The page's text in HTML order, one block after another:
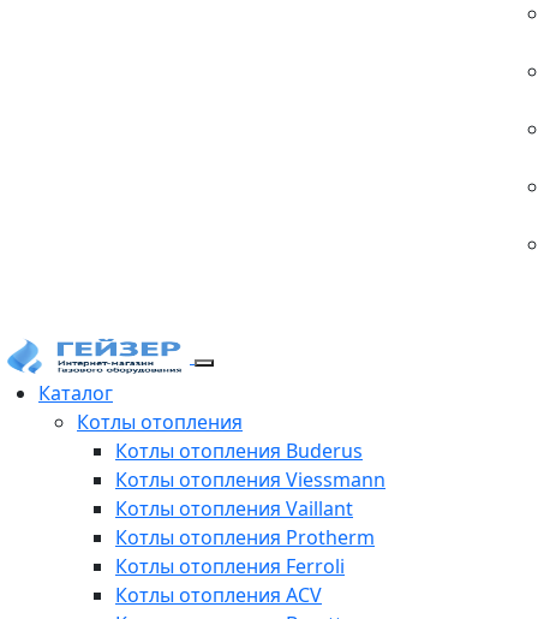
Каталог
Котлы отопления
Котлы отопления Buderus
Котлы отопления Viessmann
Котлы отопления Vaillant
Котлы отопления Protherm
Котлы отопления Ferroli
Котлы отопления ACV